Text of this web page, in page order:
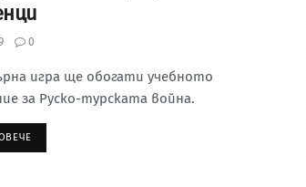
0
игра ще обогати учебното
за Руско-турската война.